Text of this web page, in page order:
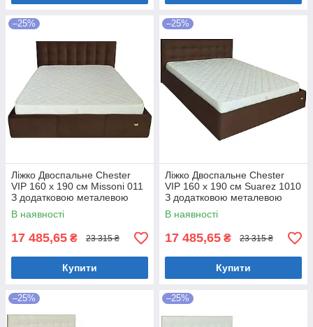
–25%
Ліжко Двоспальне Chester
VIP 160 х 190 см Missoni 011
З додатковою металевою
цільнозварною рамою
Темно-коричневий
В наявності
17 485,65 ₴ 23 315 ₴
Купити
–25%
Ліжко Двоспальне Chester
VIP 160 х 190 см Suarez 1010
З додатковою металевою
цільнозварною рамою
Коричневий
В наявності
17 485,65 ₴ 23 315 ₴
Купити
–25% –25%